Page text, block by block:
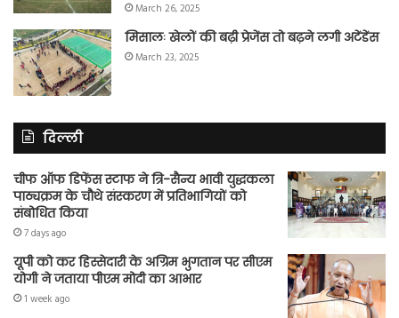
March 26, 2025
मिसालः खेलों की बढ़ी प्रेजेंस तो बढ़ने लगी अटेंडेंस
March 23, 2025
दिल्ली
चीफ ऑफ डिफेंस स्टाफ ने त्रि-सैन्य भावी युद्धकला
पाठ्यक्रम के चौथे संस्करण में प्रतिभागियों को
संबोधित किया
7 days ago
यूपी को कर हिस्सेदारी के अग्रिम भुगतान पर सीएम
योगी ने जताया पीएम मोदी का आभार
1 week ago